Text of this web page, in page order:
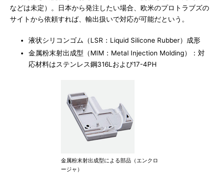
などは未定）。日本から発注したい場合、欧米のプロトラブズの
サイトから依頼すれば、輸出扱いで対応が可能だという。
液状シリコンゴム（LSR：Liquid Silicone Rubber）成形
金属粉末射出成型（MIM：Metal Injection Molding）：対
応材料はステンレス鋼316Lおよび17-4PH
金属粉末射出成型による部品（エンクロ
ージャ）